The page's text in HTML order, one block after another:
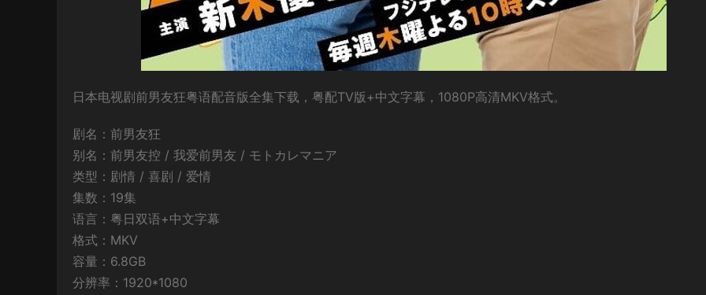
日本电视剧前男友狂粤语配音版全集下载，粤配TV版+中文字幕，1080P高清MKV格式。
剧名：前男友狂
别名：前男友控 / 我爱前男友 / モトカレマニア
类型：剧情 / 喜剧 / 爱情
集数：19集
语言：粤日双语+中文字幕
格式：MKV
容量：6.8GB
分辨率：1920*1080